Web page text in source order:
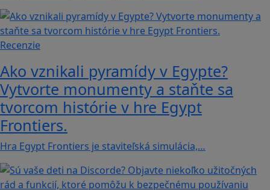
Recenzie
Ako vznikali pyramídy v Egypte?
Vytvorte monumenty a staňte sa
tvorcom histórie v hre Egypt
Frontiers.
Hra Egypt Frontiers je staviteľská simulácia,…